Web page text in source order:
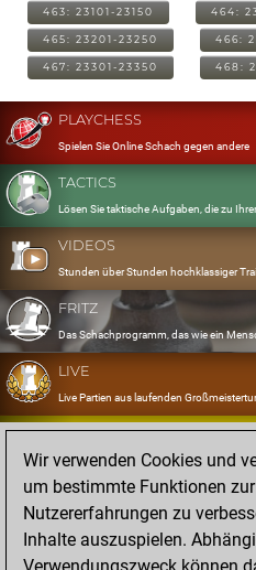
463: 23101-23150 464:
465: 23201-23250 466:
467: 23301-23350 468:
PLAYCHESS
Spielen Sie Online Schach gegen andere
TACTICS
Lösen Sie taktische Aufgaben, die zu
VIDEOS
Stunden über Stunden hochklassiger
FRITZ
Das Schachprogramm, das wie ein
LIVE
Live Partien aus laufenden
OPENINGS
Erfassen und Üben Sie Ihr
DATABASE
Acht Millionen starke Partien
MYGAMES
Wir verwenden Cookies und
um bestimmte Funktionen
Nutzererfahrungen zu
Inhalte auszuspielen.